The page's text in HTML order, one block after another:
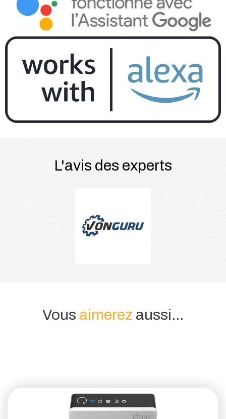
L'avis des experts
Vous aimerez aussi...